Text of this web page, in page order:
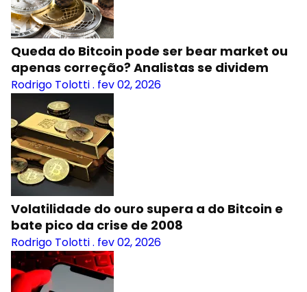
Queda do Bitcoin pode ser bear market ou
apenas correção? Analistas se dividem
Rodrigo Tolotti. fev 02, 2026
Volatilidade do ouro supera a do Bitcoin e
bate pico da crise de 2008
Rodrigo Tolotti. fev 02, 2026